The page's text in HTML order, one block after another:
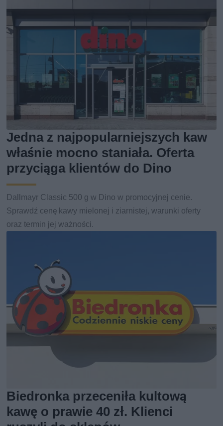
Jedna z najpopularniejszych kaw
właśnie mocno staniała. Oferta
przyciąga klientów do Dino
Dallmayr Classic 500 g w Dino w promocyjnej cenie.
Sprawdź cenę kawy mielonej i ziarnistej, warunki oferty
oraz termin jej ważności.
Biedronka przeceniła kultową
kawę o prawie 40 zł. Klienci